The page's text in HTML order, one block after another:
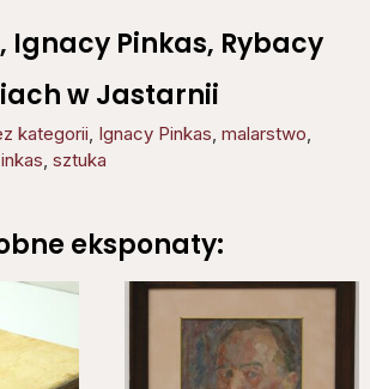
Ignacy Pinkas, Rybacy
w Jastarnii
kategorii, Ignacy Pinkas, malarstwo,
, sztuka
eksponaty: